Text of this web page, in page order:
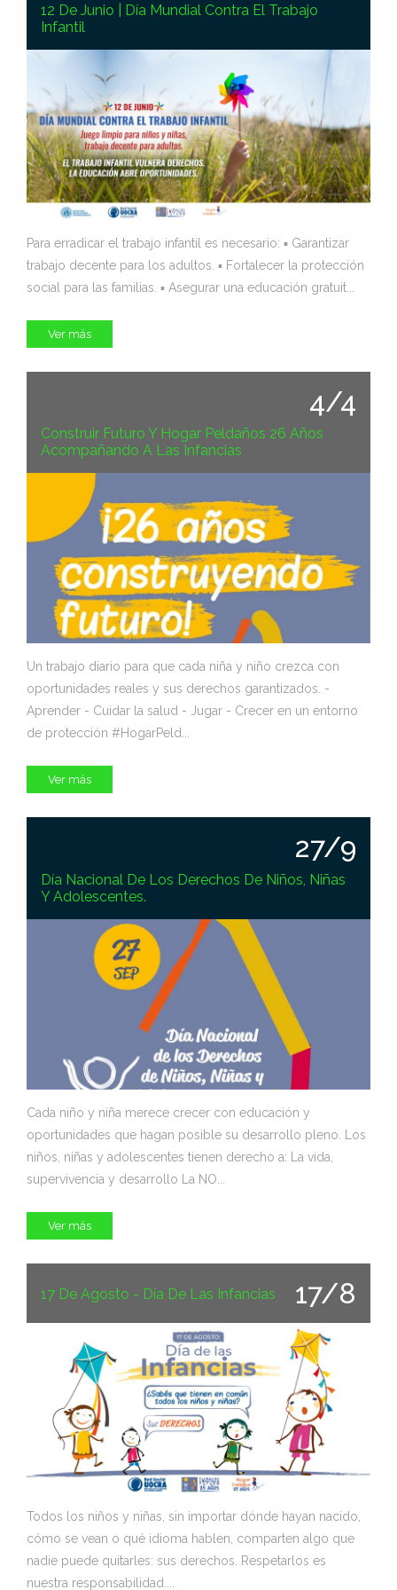
12 De Junio | Día Mundial Contra El Trabajo
Infantil
Para erradicar el trabajo infantil es necesario: ▪️ Garantizar
trabajo decente para los adultos. ▪️ Fortalecer la protección
social para las familias. ▪️ Asegurar una educación gratuit...
Ver más
4/4
Construir Futuro Y Hogar Peldaños 26 Años
Acompañando A Las Infancias
Un trabajo diario para que cada niña y niño crezca con
oportunidades reales y sus derechos garantizados. -
Aprender - Cuidar la salud - Jugar - Crecer en un entorno
de protección #HogarPeld...
Ver más
27/9
Día Nacional De Los Derechos De Niños, Niñas
Y Adolescentes.
Cada niño y niña merece crecer con educación y
oportunidades que hagan posible su desarrollo pleno. Los
niños, niñas y adolescentes tienen derecho a: La vida,
supervivencia y desarrollo La NO...
Ver más
17/8
17 De Agosto - Día De Las Infancias
Todos los niños y niñas, sin importar dónde hayan nacido,
cómo se vean o qué idioma hablen, comparten algo que
nadie puede quitarles: sus derechos. Respetarlos es
nuestra responsabilidad....